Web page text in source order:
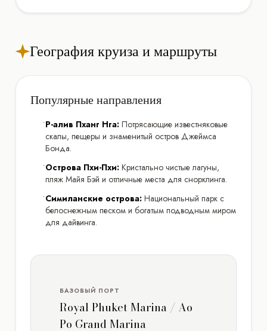
География круиза и маршруты
Популярные направления
•Р-алив Пханг Нга: Потрясающие известняковые
скалы, пещеры и знаменитый остров Джеймса
Бонда.
•Острова Пхи-Пхи: Кристально чистые лагуны,
пляж Майя Бэй и отличные места для снорклинга.
•Симиланские острова: Национальный парк с
белоснежным песком и богатым подводным миром
для дайвинга.
БАЗОВЫЙ ПОРТ
Royal Phuket Marina / Ao
Po Grand Marina